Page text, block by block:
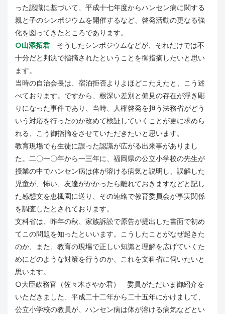
った認識に基づいて、平成十七年度からハンセン病に関する
親と子のシンポジウムを開催するなど、啓発活動の更なる強
化を図ってきたところであります。
○山添拓君 そうしたシンポジウムなどが、それだけでは不
十分だと判決で指摘されたということを御指摘したいと思い
ます。
当時の自治会長は、宿泊拒否よりよほどこたえたと、こう述
べております。ですから、根深い差別と偏見の存在が浮き彫
りになった事件であり、当時、人権啓発を担う法務省がどう
いう対応を行ったのか改めて検証していくことが更に求めら
れる、こう御指摘をさせていただきたいと思います。
教育現場でも生徒に誤った認識が広がる出来事がありまし
た。二〇一〇年から一三年に、福岡県の公立小学校の先生が
授業の中でハンセン病は体が溶ける病気と説明し、誤解した
児童が、怖い、友達がかかったら離れておきますなどと記し
た感想文を恵楓園に送り、その連絡で教育委員会が事実関係
を調査したとされております。
文科省は、昨年の秋、家族訴訟で原告が提出した書面で初め
てこの問題を知ったといいます。こうしたことがなぜ起きた
のか、また、教育の現場で正しい知識と理解を広げていくた
めにどのような対策を行うのか、これを文科省に伺いたいと
思います。
○大臣政務官（佐々木さやか君） 委員がただいま御紹介を
いただきました、平成二十二年から二十五年にかけまして、
公立小学校の教員が、ハンセン病は体が溶ける病気などとい